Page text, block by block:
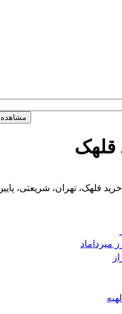
قلهک
قلهک، تهران، شریعتی،
میرداماد